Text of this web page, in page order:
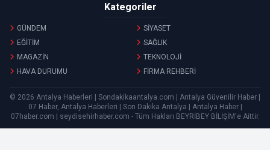
Kategoriler
GÜNDEM
SİYASET
EĞİTİM
SAĞLIK
MAGAZİN
TEKNOLOJİ
HAVA DURUMU
FİRMA REHBERİ
© 2026 Antalya Haberleri | Sondakikaantalya.com | Antalya Güvenilir Haber |
07 Haber, Antalya Haberleri | Son Dakika Antalya | Antalya Haber |
07haber.com | seydisehirhaber.com - Tüm Hakları BEYRİBEY BİLİŞİM'e Aittir.